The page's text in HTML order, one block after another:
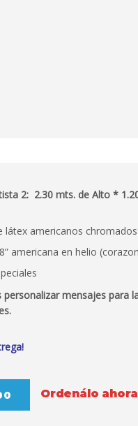
2: 2.30 mts. de Alto *
látex americanos
americana en helio
personalizar mensajes para
Ordenálo